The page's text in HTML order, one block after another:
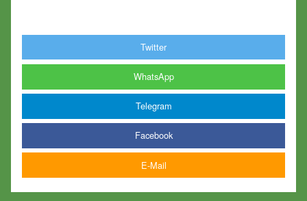
Twitter
WhatsApp
Telegram
Facebook
E-Mail